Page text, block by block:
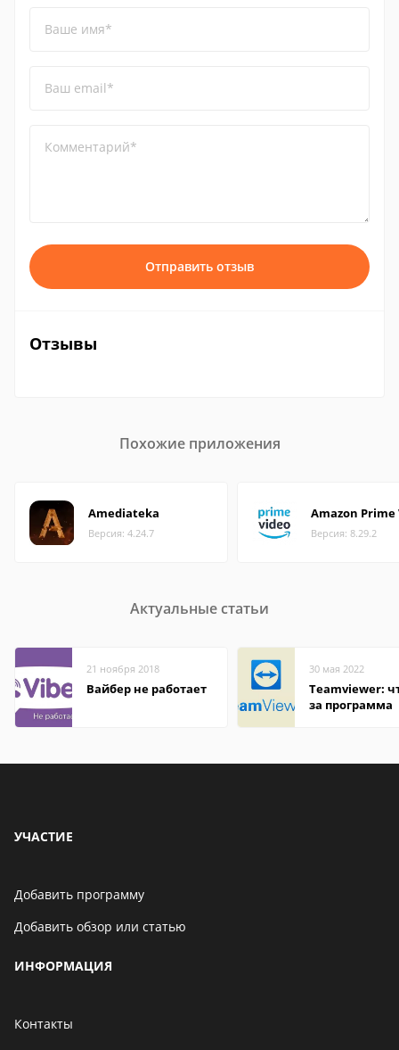
Ваше имя*
Ваш email*
Комментарий*
Отправить отзыв
Отзывы
Похожие приложения
Amediateka
Версия: 4.24.7
Amazon Prime
Версия: 8.29.2
Актуальные статьи
21 ноября 2018
Вайбер не работает
30 мая 2022
Teamviewer:
за программа
УЧАСТИЕ
Добавить программу
Добавить обзор или статью
ИНФОРМАЦИЯ
Контакты